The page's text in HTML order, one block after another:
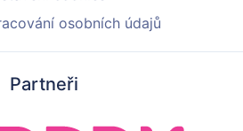
osobních údajů
Partneři